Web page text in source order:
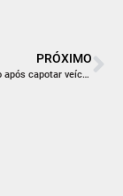
PRÓXIMO
Jovem fica ferido após capotar veículo próximo de uma granja de arroz